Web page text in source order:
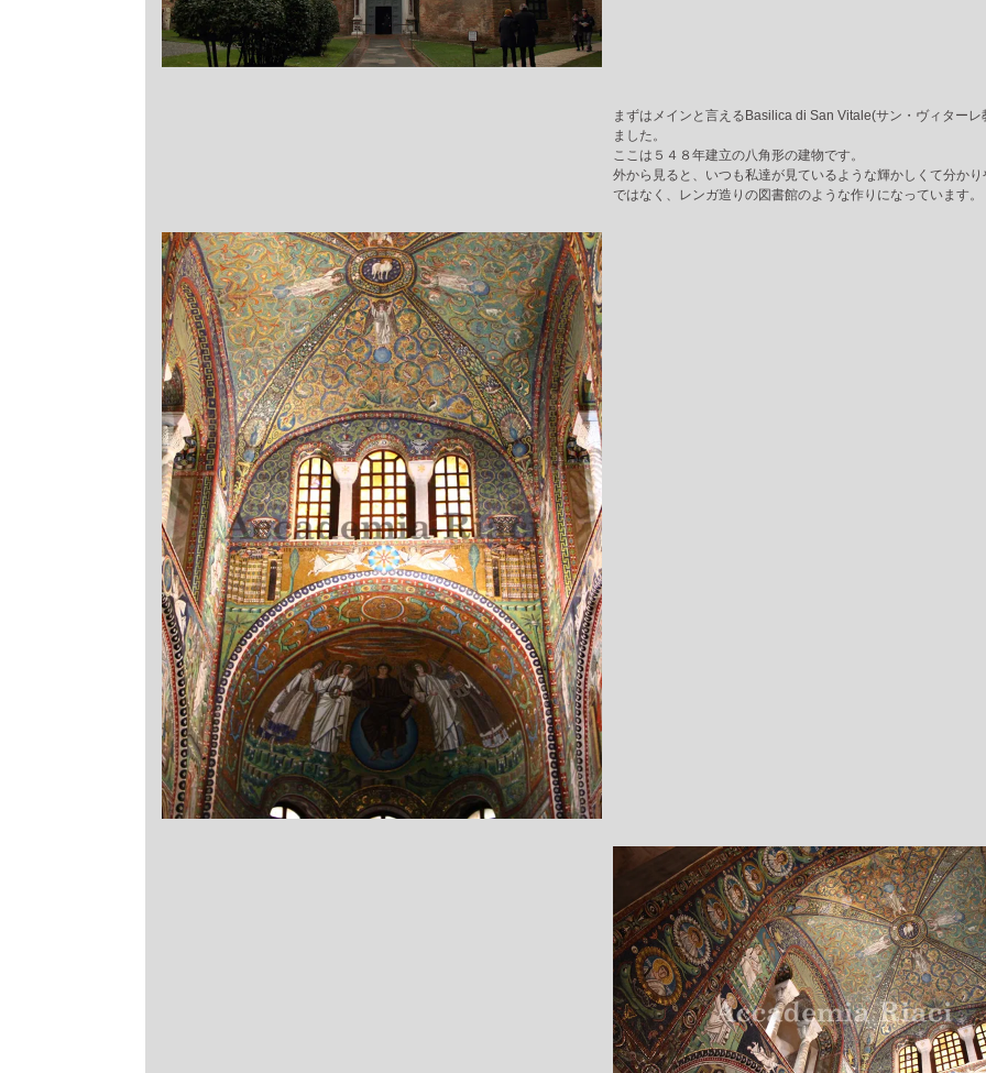
まずはメインと言えるBasilica di San Vitale(サン・ヴィターレ
ました。
ここは５４８年建立の八角形の建物です。
外から見ると、いつも私達が見ているような輝かしくて分か
ではなく、レンガ造りの図書館のような作りになっています。